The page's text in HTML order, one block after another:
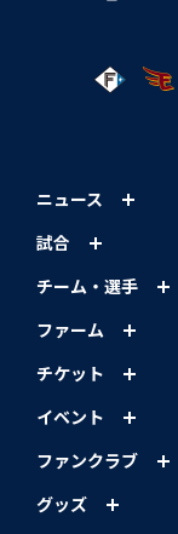
ニュース
試合
チーム・選手
ファーム
チケット
イベント
ファンクラブ
グッズ